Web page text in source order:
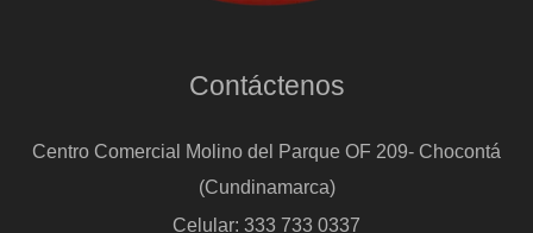
Contáctenos
Centro Comercial Molino del Parque OF 209- Chocontá
(Cundinamarca)
Celular: 333 733 0337